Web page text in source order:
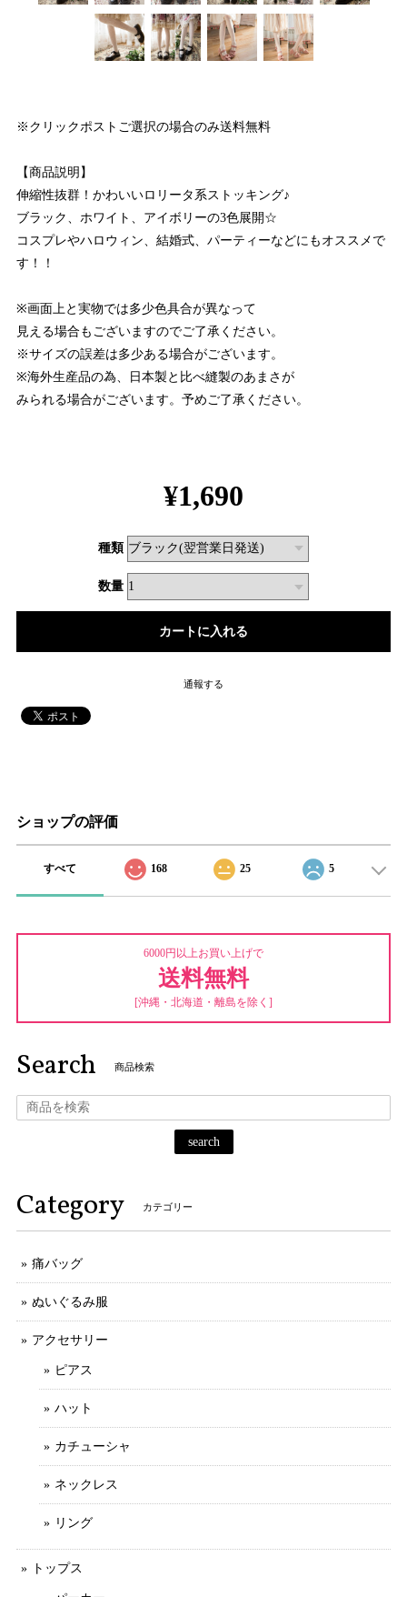
※クリックポストご選択の場合のみ送料無料
【商品説明】
伸縮性抜群！かわいいロリータ系ストッキング♪
ブラック、ホワイト、アイボリーの3色展開☆
コスプレやハロウィン、結婚式、パーティーなどにもオススメで
す！！
※画面上と実物では多少色具合が異なって
見える場合もございますのでご了承ください。
※サイズの誤差は多少ある場合がございます。
※海外生産品の為、日本製と比べ縫製のあまさが
みられる場合がございます。予めご了承ください。
¥1,690
種類
数量
通報する
ショップの評価
すべて 168 25 5
6000円以上お買い上げで
送料無料
[沖縄・北海道・離島を除く]
Search 商品検索
search
Category カテゴリー
痛バッグ
ぬいぐるみ服
アクセサリー
ピアス
ハット
カチューシャ
ネックレス
リング
トップス